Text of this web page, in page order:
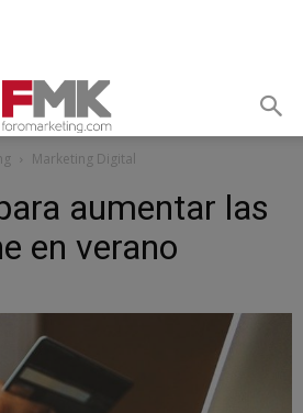
Marketing Digital
aumentar las
en verano